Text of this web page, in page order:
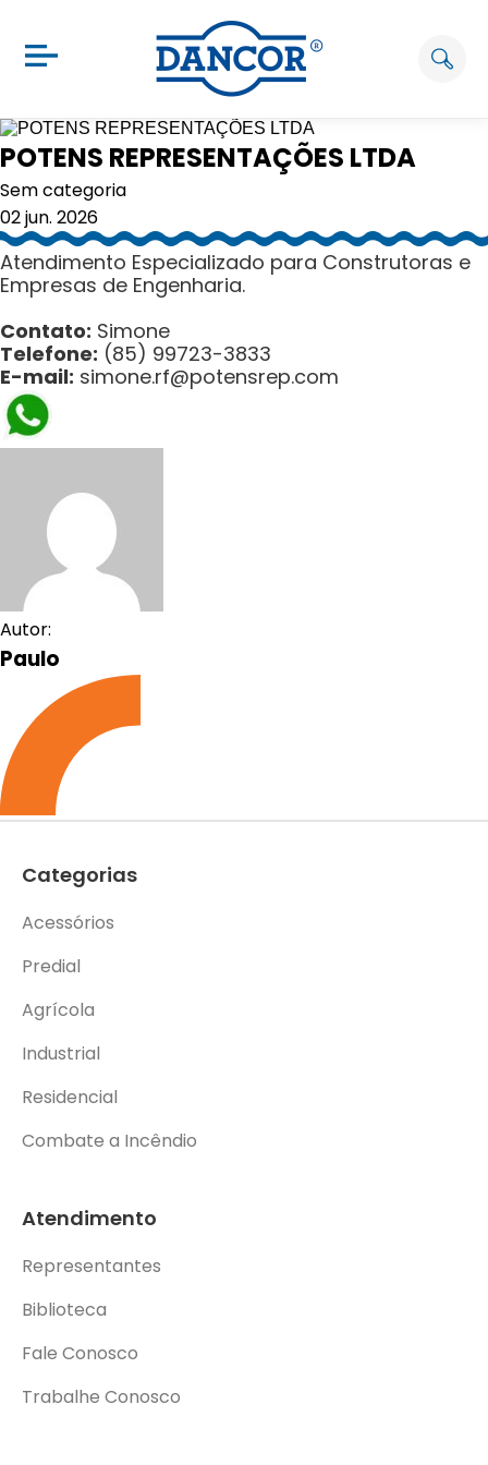
POTENS REPRESENTAÇÕES LTDA
Sem categoria
02 jun. 2026
Atendimento Especializado para Construtoras e
Empresas de Engenharia.
Contato: Simone
Telefone: (85) 99723-3833
E-mail: simone.rf@potensrep.com
Autor:
Paulo
Categorias
Acessórios
Predial
Agrícola
Industrial
Residencial
Combate a Incêndio
Atendimento
Representantes
Biblioteca
Fale Conosco
Trabalhe Conosco